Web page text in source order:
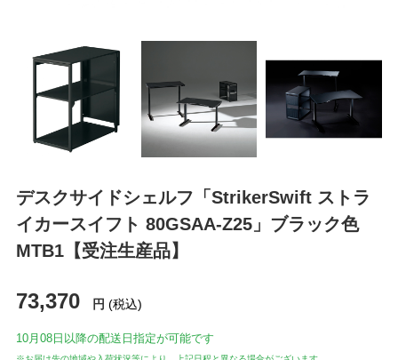
デスクサイドシェルフ「StrikerSwift ストラ
イカースイフト 80GSAA-Z25」ブラック色
MTB1【受注生産品】
73,370 円 (税込)
10月08日 以降の配送日指定が可能です